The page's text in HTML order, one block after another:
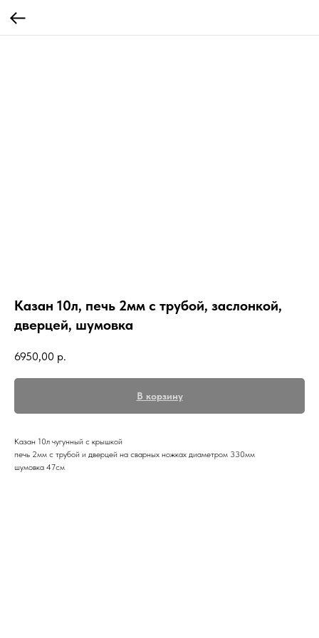
Казан 10л, печь 2мм с трубой, заслонкой,
дверцей, шумовка
6950,00 р.
В корзину
Казан 10л чугунный с крышкой
печь 2мм с трубой и дверцей на сварных ножках диаметром 330мм
шумовка 47см